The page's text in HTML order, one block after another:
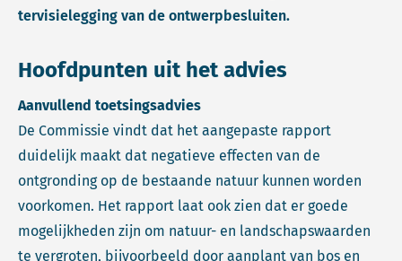
tervisielegging van de ontwerpbesluiten.
Hoofdpunten uit het advies
Aanvullend toetsingsadvies
De Commissie vindt dat het aangepaste rapport
duidelijk maakt dat negatieve effecten van de
ontgronding op de bestaande natuur kunnen worden
voorkomen. Het rapport laat ook zien dat er goede
mogelijkheden zijn om natuur- en landschapswaarden
te vergroten, bijvoorbeeld door aanplant van bos en